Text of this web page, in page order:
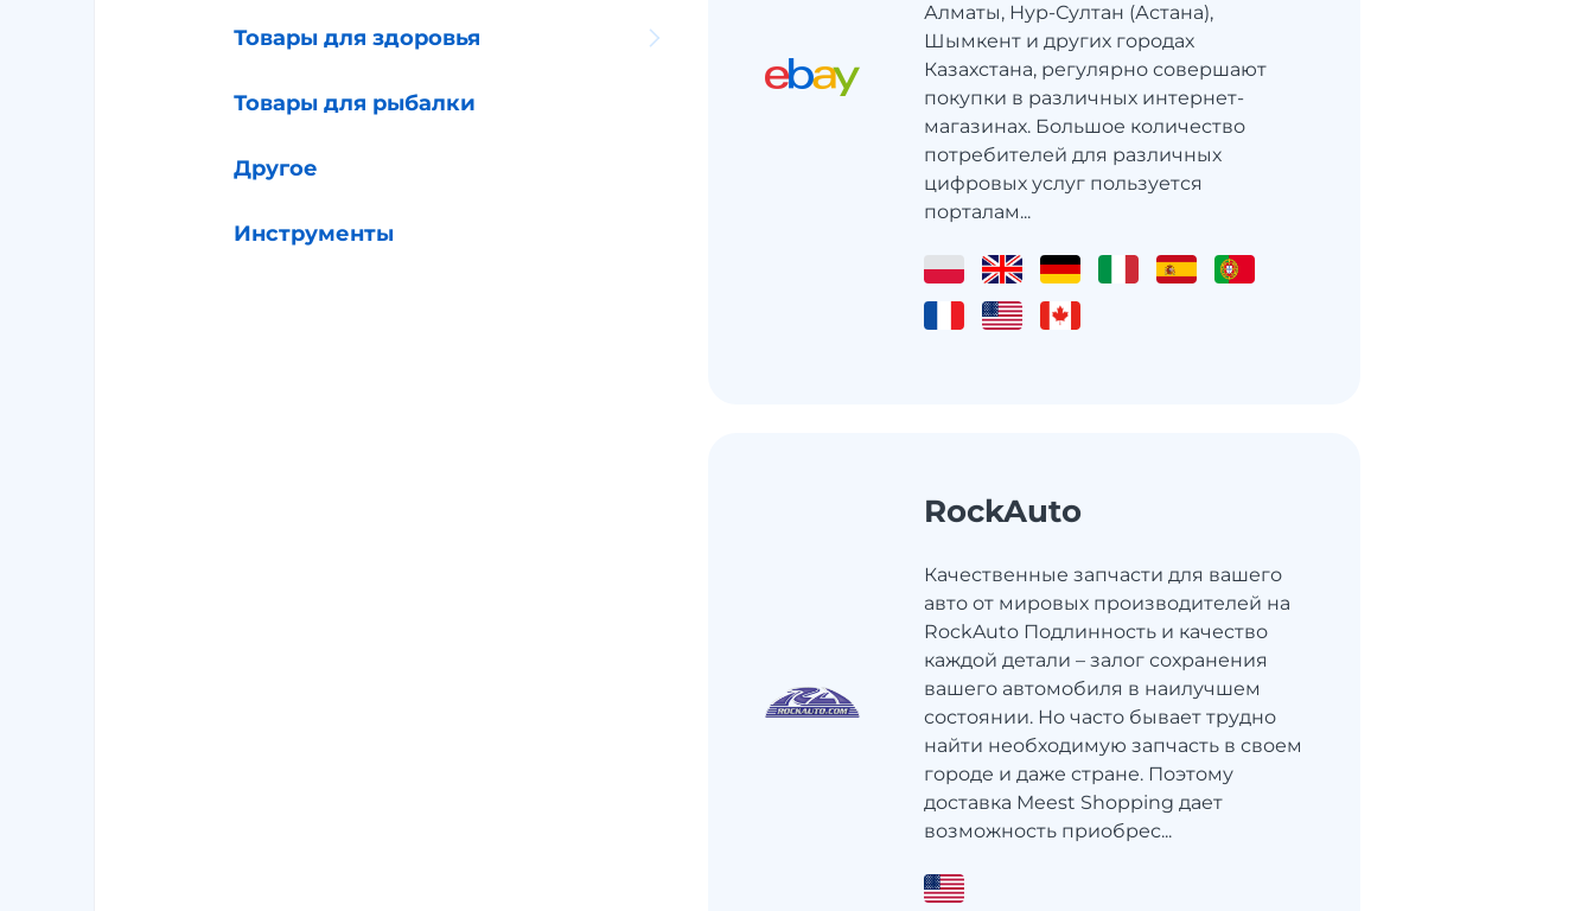
Товары для здоровья
Товары для рыбалки
Другое
Инструменты
Алматы, Нур-Султан (Астана),
Шымкент и других городах
Казахстана, регулярно совершают
покупки в различных интернет-
магазинах. Большое количество
потребителей для различных
цифровых услуг пользуется
порталам...
RockAuto
Качественные запчасти для вашего
авто от мировых производителей на
RockAuto Подлинность и качество
каждой детали – залог сохранения
вашего автомобиля в наилучшем
состоянии. Но часто бывает трудно
найти необходимую запчасть в своем
городе и даже стране. Поэтому
доставка Meest Shopping дает
возможность приобрес...